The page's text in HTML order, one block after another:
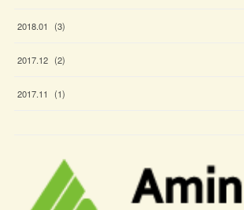
2018.01 (3)
2017.12 (2)
2017.11 (1)